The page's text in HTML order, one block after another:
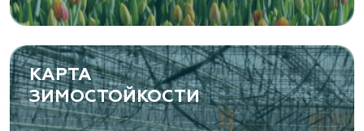
(8482) 650 010
www.yoly-paly.ru
«ВЕНЕВ» питомник растений
КАРТА
ЗИМОСТОЙКОСТИ